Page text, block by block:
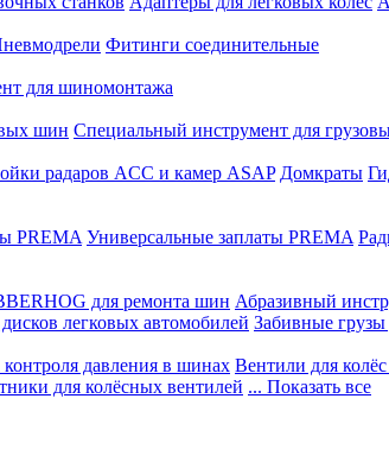
Фитинги соединительные
для шиномонтажа
шин Специальный инструмент для
радаров ACC и камер ASAP Домкраты
PREMA Универсальные заплаты PREMA
для ремонта шин Абразивный
легковых автомобилей Забивные грузы
давления в шинах Вентили для
для колёсных вентилей ... Показать все